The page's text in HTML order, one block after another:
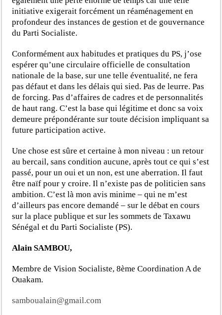
initiative exigerait forcément un réaménagement en
profondeur des instances de gestion et de gouvernance
du Parti Socialiste.
Conformément aux habitudes et pratiques du PS, j’ose
espérer qu’une circulaire officielle de consultation
nationale de la base, sur une telle éventualité, ne fera
pas défaut et dans les délais qui sied. Pas de leurre. Pas
de forcing. Pas d’affaires de cadres et de personnalités
de haut rang. C’est la base qui légitime et donc sa voix
demeure prépondérante sur toute décision impliquant sa
future participation active.
Une chose est sûre et certaine à mon niveau : un retour
au bercail, sans condition aucune, après tout ce qui s’est
passé, pour un oui et un non, est une aberration. Il faut
être naïf pour y croire. Il n’existe pas de politicien sans
ambition.C’est là mon avis minime – qui ne m’est
d’ailleurs pas encore demandé – sur le débat en cours
sur la place publique et sur les sommets de Taxawu
Sénégal et du Parti Socialiste (PS).
Alain SAMBOU,
Membre de Vision Socialiste,8ème Coordination A de
Ouakam.
samboualain@gmail.com